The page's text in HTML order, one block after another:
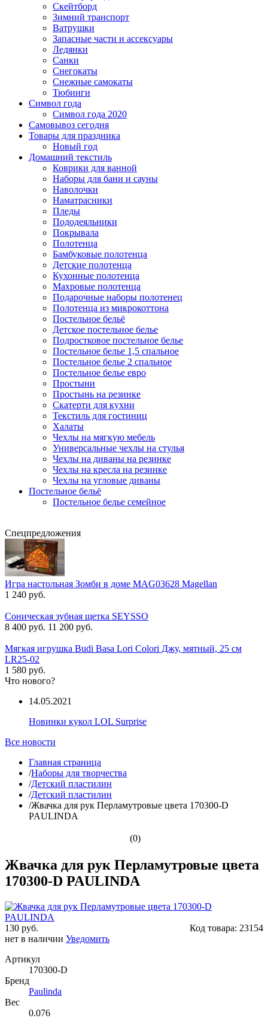
Скейтборд
Зимний транспорт
Ватрушки
Запасные части и ассексуары
Ледянки
Санки
Снегокаты
Снежные самокаты
Тюбинги
Символ года
Символ года 2020
Самовывоз сегодня
Товары для праздника
Новый год
Домашний текстиль
Коврики для ванной
Наборы для бани и сауны
Наволочки
Наматрасники
Пледы
Пододеяльники
Покрывала
Полотенца
Бамбуковые полотенца
Детские полотенца
Кухонные полотенца
Махровые полотенца
Подарочные наборы полотенец
Полотенца из микрокоттона
Постельное бельё
Детское постельное белье
Подростковое постельное белье
Постельное белье 1,5 спальное
Постельное белье 2 спальное
Постельное белье евро
Простыни
Простынь на резинке
Скатерти для кухни
Текстиль для гостиниц
Халаты
Чехлы на мягкую мебель
Универсальные чехлы на стулья
Чехлы на диваны на резинке
Чехлы на кресла на резинке
Чехлы на угловые диваны
Постельное бельё
Постельное белье семейное
Спецпредложения
Игра настольная Зомби в доме MAG03628 Magellan
1 240 руб.
Соническая зубная щетка SEYSSO
8 400 руб. 11 200 руб.
Мягкая игрушка Budi Basa Lori Colori Джу, мятный, 25 см
LR25-02
1 580 руб.
Что нового?
14.05.2021
Новинки кукол LOL Surprise
Все новости
Главная страница
/Наборы для творчества
/Детский пластилин
/Детский пластилин
/Жвачка для рук Перламутровые цвета 170300-D
PAULINDA
(0)
Жвачка для рук Перламутровые цвета
170300-D PAULINDA
130 руб. Код товара: 23154
нет в наличии Уведомить
Артикул
170300-D
Бренд
Paulinda
Вес
0.076